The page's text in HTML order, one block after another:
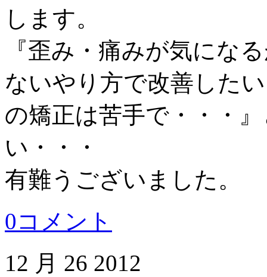
します。
『歪み・痛みが気にな
ないやり方で改善した
の矯正は苦手で・・・
い・・・
有難うございました。
0コメント
12 月 26 2012